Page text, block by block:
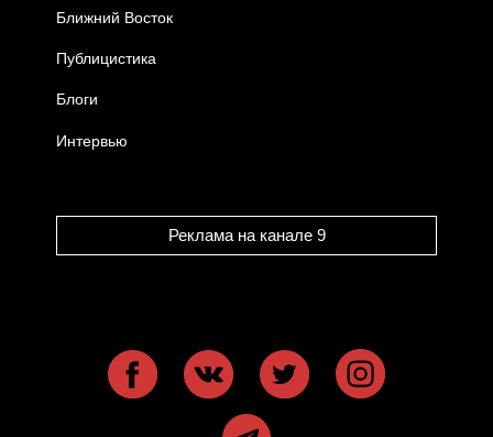
Ближний Восток
Публицистика
Блоги
Интервью
Реклама на канале 9